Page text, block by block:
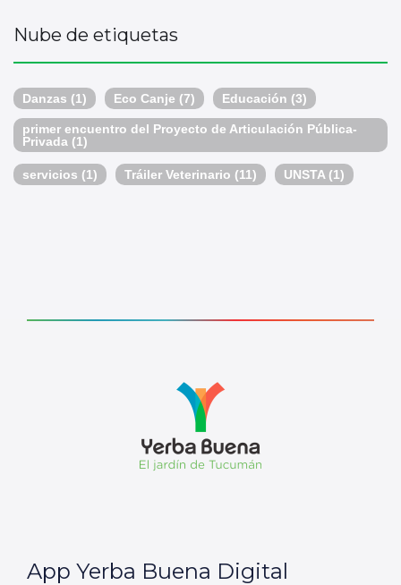
Nube de etiquetas
Danzas (1) Eco Canje (7) Educación (3)
primer encuentro del Proyecto de Articulación Pública-
Privada (1)
servicios (1) Tráiler Veterinario (11) UNSTA (1)
App Yerba Buena Digital